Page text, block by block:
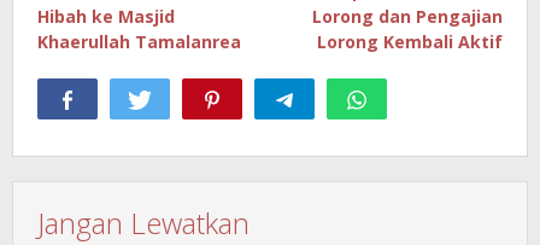
Hibah ke Masjid
Khaerullah Tamalanrea
Lorong dan Pengajian
Lorong Kembali Aktif
Jangan Lewatkan